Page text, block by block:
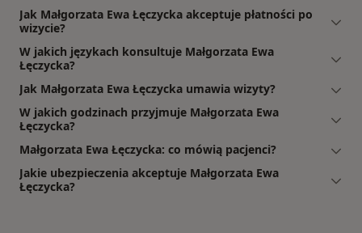
Jak Małgorzata Ewa Łęczycka akceptuje płatności po
wizycie?
W jakich językach konsultuje Małgorzata Ewa
Łęczycka?
Jak Małgorzata Ewa Łęczycka umawia wizyty?
W jakich godzinach przyjmuje Małgorzata Ewa
Łęczycka?
Małgorzata Ewa Łęczycka: co mówią pacjenci?
Jakie ubezpieczenia akceptuje Małgorzata Ewa
Łęczycka?